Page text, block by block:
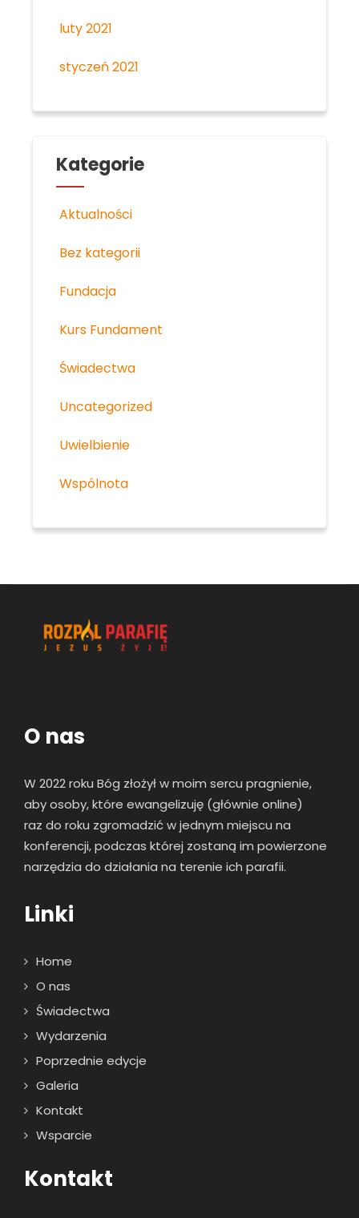
luty 2021
styczeń 2021
Kategorie
Aktualności
Bez kategorii
Fundacja
Kurs Fundament
Świadectwa
Uncategorized
Uwielbienie
Wspólnota
O nas
W 2022 roku Bóg złożył w moim sercu pragnienie,
aby osoby, które ewangelizuję (głównie online)
raz do roku zgromadzić w jednym miejscu na
konferencji, podczas której zostaną im powierzone
narzędzia do działania na terenie ich parafii.
Linki
Home
O nas
Świadectwa
Wydarzenia
Poprzednie edycje
Galeria
Kontakt
Wsparcie
Kontakt